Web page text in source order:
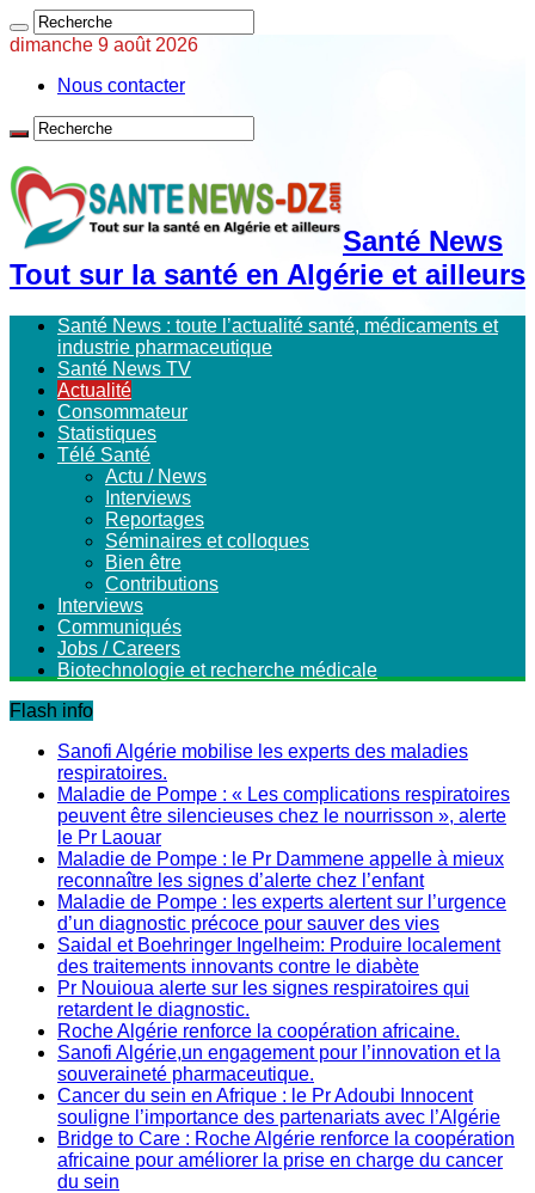
dimanche 9 août 2026
Nous contacter
Santé News
Tout sur la santé en Algérie et ailleurs
Santé News : toute l’actualité santé, médicaments et
industrie pharmaceutique
Santé News TV
Actualité
Consommateur
Statistiques
Télé Santé
Actu / News
Interviews
Reportages
Séminaires et colloques
Bien être
Contributions
Interviews
Communiqués
Jobs / Careers
Biotechnologie et recherche médicale
Flash info
Sanofi Algérie mobilise les experts des maladies
respiratoires.
Maladie de Pompe : « Les complications respiratoires
peuvent être silencieuses chez le nourrisson », alerte
le Pr Laouar
Maladie de Pompe : le Pr Dammene appelle à mieux
reconnaître les signes d’alerte chez l’enfant
Maladie de Pompe : les experts alertent sur l’urgence
d’un diagnostic précoce pour sauver des vies
Saidal et Boehringer Ingelheim: Produire localement
des traitements innovants contre le diabète
Pr Nouioua alerte sur les signes respiratoires qui
retardent le diagnostic.
Roche Algérie renforce la coopération africaine.
Sanofi Algérie,un engagement pour l’innovation et la
souveraineté pharmaceutique.
Cancer du sein en Afrique : le Pr Adoubi Innocent
souligne l’importance des partenariats avec l’Algérie
Bridge to Care : Roche Algérie renforce la coopération
africaine pour améliorer la prise en charge du cancer
du sein